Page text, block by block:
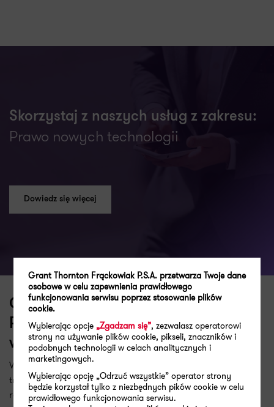
Skorzystaj z naszych usług z zakresu:
Prawo nowych technologii
Dowiedz się więcej
Co jeszcze można chronić?
Rejestracja unikatowych
wyróżników, kojarzonych z marką
Współcześnie marki coraz częściej wykraczają poza
tradycyjne logo czy nazwę, budując swoją
rozpoznawalność także poprzez inne, charakterystyczne
Grant Thornton Frąckowiak P.S.A. przetwarza Twoje dane
osobowe w celu zapewnienia prawidłowego
funkcjonowania serwisu poprzez stosowanie plików
cookie.
Wybierając opcje„Zgadzam się”, zezwalasz operatorowi
strony na używanie plików cookie, pikseli, znaczników i
podobnych technologii w celach analitycznych i
marketingowych.
Wybierając opcję „Odrzuć wszystkie” operator strony
będzie korzystał tylko z niezbędnych pików cookie w celu
prawidłowego funkcjonowania serwisu.